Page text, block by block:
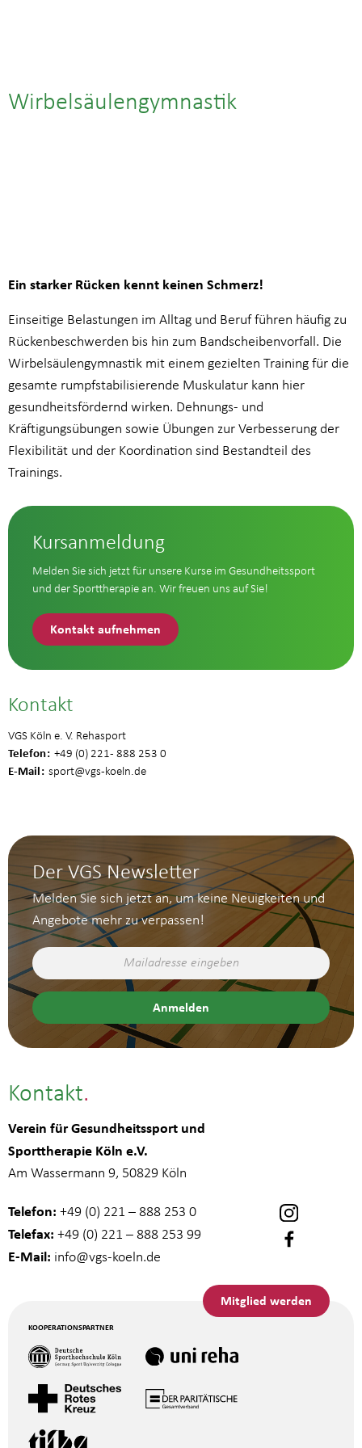
Wirbelsäulengymnastik
Ein starker Rücken kennt keinen Schmerz!
Einseitige Belastungen im Alltag und Beruf führen häufig zu
Rückenbeschwerden bis hin zum Bandscheibenvorfall. Die
Wirbelsäulengymnastik mit einem gezielten Training für die
gesamte rumpfstabilisierende Muskulatur kann hier
gesundheitsfördernd wirken. Dehnungs- und
Kräftigungsübungen sowie Übungen zur Verbesserung der
Flexibilität und der Koordination sind Bestandteil des
Trainings.
Kursanmeldung
Melden Sie sich jetzt für unsere Kurse im Gesundheitssport
und der Sporttherapie an. Wir freuen uns auf Sie!
Kontakt aufnehmen
Kontakt
VGS Köln e. V. Rehasport
Telefon +49 (0) 221 - 888 253 0
E-Mail sport@vgs-koeln.de
Der VGS Newsletter
Melden Sie sich jetzt an, um keine Neuigkeiten und
Angebote mehr zu verpassen!
Kontakt
Verein für Gesundheitssport und
Sporttherapie Köln e.V.
Am Wassermann 9, 50829 Köln
Telefon: +49 (0) 221 – 888 253 0
Telefax: +49 (0) 221 – 888 253 99
E-Mail: info@vgs-koeln.de
Mitglied werden
KOOPERATIONSPARTNER